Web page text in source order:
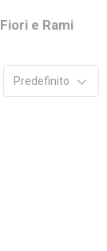
Fiori e Rami
Predefinito